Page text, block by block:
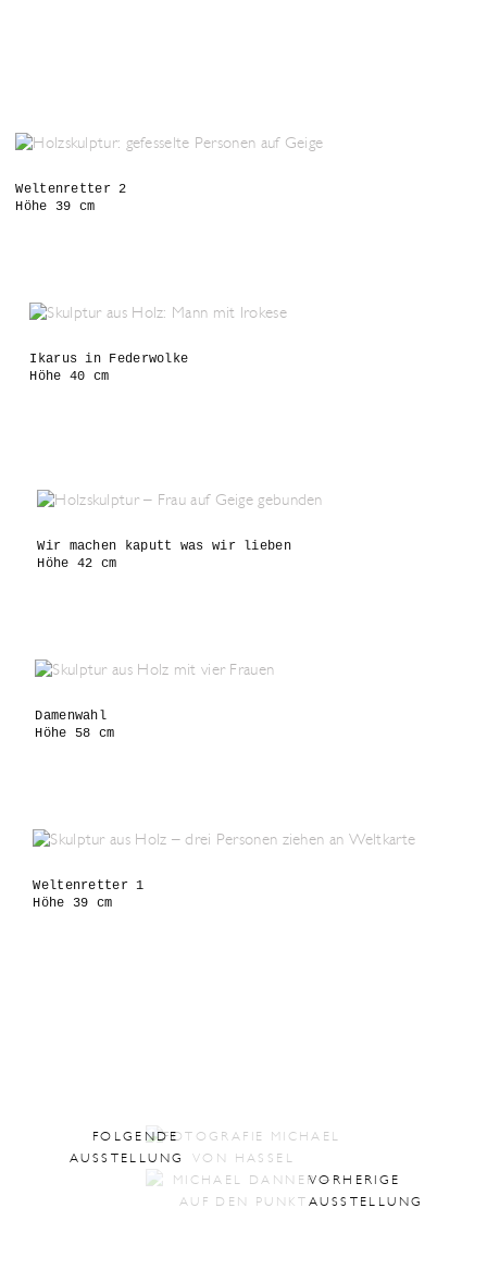
Weltenretter 2
Höhe 39 cm
Ikarus in Federwolke
Höhe 40 cm
Wir machen kaputt was wir lieben
Damenwahl
Höhe 58 cm
Weltenretter 1
Höhe 39 cm
FOLGENDE
AUSSTELLUNG
VORHERIGE
AUSSTELLUNG